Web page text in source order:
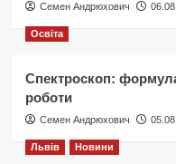
Семен Андрюхович
Освіта
Спектроскоп:
роботи
Семен Андрюхович
Львів Новини